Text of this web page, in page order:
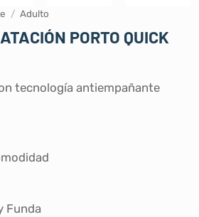
/ Adulto
PORTO QUICK
tecnología antiempañante
Funda